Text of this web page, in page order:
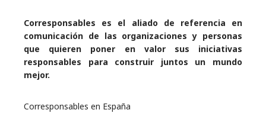
Corresponsables es el aliado de referencia en
comunicación de las organizaciones y personas
que quieren poner en valor sus iniciativas
responsables para construir juntos un mundo
mejor.
Corresponsables en España